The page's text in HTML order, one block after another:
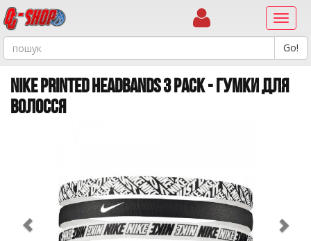
NIKE PRINTED HEADBANDS 3 PACK - ГУМКИ ДЛЯ
ВОЛОССЯ